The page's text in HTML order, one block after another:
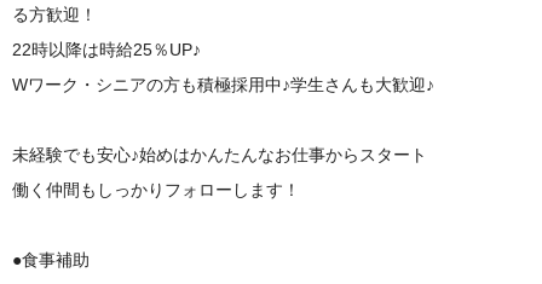
る方歓迎！
22時以降は時給25％UP♪
Wワーク・シニアの方も積極採用中♪学生さんも大歓迎♪
未経験でも安心♪始めはかんたんなお仕事からスタート
働く仲間もしっかりフォローします！
●食事補助